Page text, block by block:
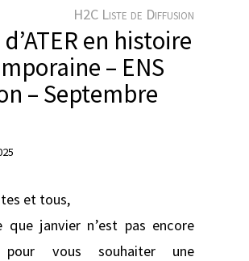
H2C Liste de Diffusion
en histoire
– ENS
– Septembre
et tous,
janvier n’est pas encore
pour vous souhaiter une